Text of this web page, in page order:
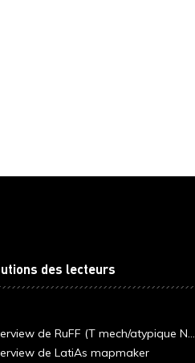
des lecteurs
de RuFF (T mech/atypique N...
de LatiAs mapmaker